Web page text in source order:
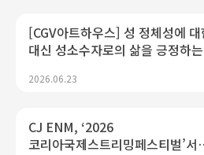
[CGV아트하우스] 성 정체성에
대신 성소수자로의 삶을 긍정하
2026.06.23
CJ ENM, ‘2026
코리아국제스트리밍페스티벌’서